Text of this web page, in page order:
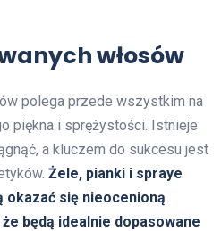
włosów
polega przede wszystkim na
piękna i sprężystości. Istnieje
a kluczem do sukcesu jest
Żele, pianki i spraye
okazać się nieocenioną
będą idealnie dopasowane